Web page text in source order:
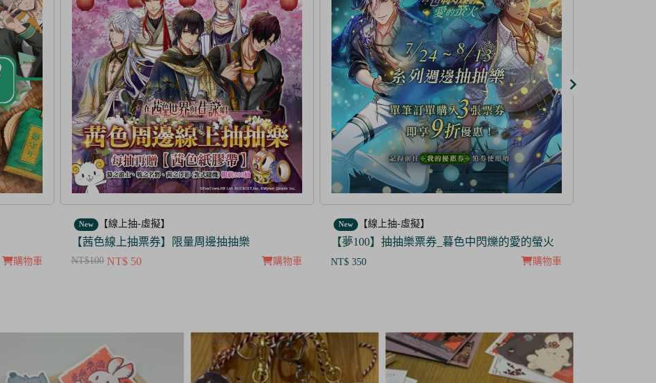
購物車
New 【線上抽-虛擬】
【夢100】抽抽樂票券_暮色中閃爍的愛的螢火
NT$ 350 購物車
New 【線上抽-虛擬】
【防風少年】IP抽抽樂票券
NT$299 購物車